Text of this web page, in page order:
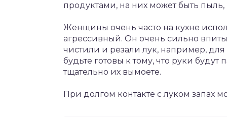
продуктами, на них может быть пыль,
Женщины очень часто на кухне
агрессивный. Он очень сильно
чистили и резали лук, например, для
будьте готовы к тому, что руки будут
тщательно их вымоете.
При долгом контакте с луком запах